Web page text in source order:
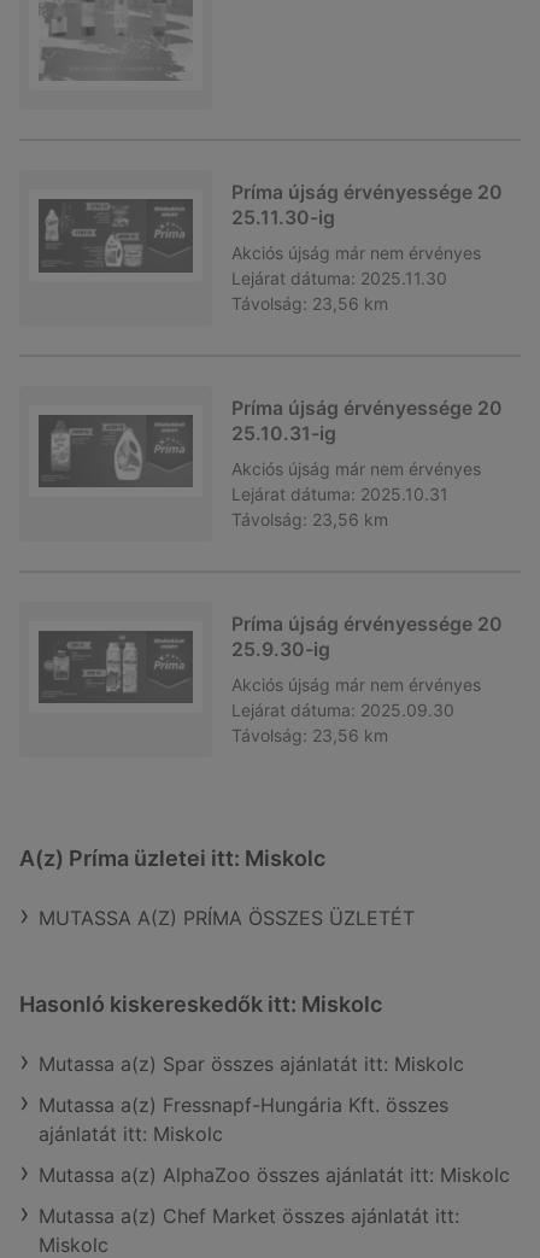
Príma újság érvényessége 20
25.11.30-ig
Akciós újság már nem érvényes
Lejárat dátuma: 2025.11.30
Távolság: 23,56 km
Príma újság érvényessége 20
25.10.31-ig
Akciós újság már nem érvényes
Lejárat dátuma: 2025.10.31
Távolság: 23,56 km
Príma újság érvényessége 20
25.9.30-ig
Akciós újság már nem érvényes
Lejárat dátuma: 2025.09.30
Távolság: 23,56 km
A(z) Príma üzletei itt: Miskolc
MUTASSA A(Z) PRÍMA ÖSSZES ÜZLETÉT
Hasonló kiskereskedők itt: Miskolc
Mutassa a(z) Spar összes ajánlatát itt: Miskolc
Mutassa a(z) Fressnapf-Hungária Kft. összes
ajánlatát itt: Miskolc
Mutassa a(z) AlphaZoo összes ajánlatát itt: Miskolc
Mutassa a(z) Chef Market összes ajánlatát itt:
Miskolc